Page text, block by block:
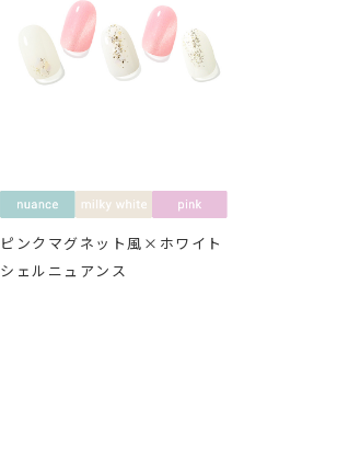
ピンクマグネット風×ホワイト
シェルニュアンス